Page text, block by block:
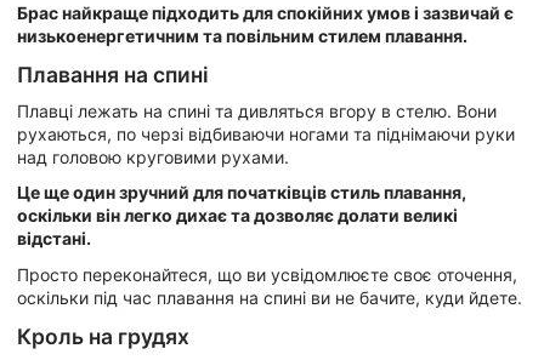
Брас найкраще підходить для спокійних умов і зазвичай є
низькоенергетичним та повільним стилем плавання.
Плавання на спині
Плавці лежать на спині та дивляться вгору в стелю. Вони
рухаються, по черзі відбиваючи ногами та піднімаючи руки
над головою круговими рухами.
Це ще один зручний для початківців стиль плавання,
оскільки він легко дихає та дозволяє долати великі
відстані.
Просто переконайтеся, що ви усвідомлюєте своє оточення,
оскільки під час плавання на спині ви не бачите, куди йдете.
Кроль на грудях